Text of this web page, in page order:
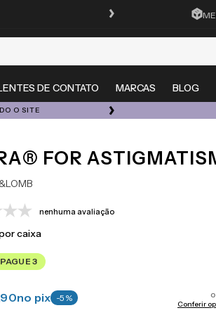
DE CONTATO MARCAS BLOG
O SITE ÓCULOS DE GRAU, SOL
FOR
nenhuma avaliação
caixa
3
no pix -5 %
Conferir